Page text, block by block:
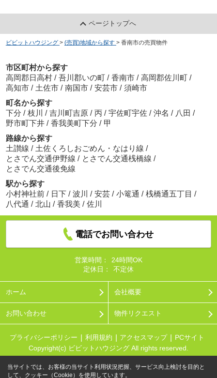
ページトップへ
ビビットハウジング > (売買)地域から探す > 香南市の売買物件
市区町村から探す
高岡郡日高村 / 吾川郡いの町 / 香南市 / 高岡郡佐川町 /
高知市 / 土佐市 / 南国市 / 安芸市 / 須崎市
町名から探す
下分 / 枝川 / 吉川町吉原 / 丙 / 宇佐町宇佐 / 沖名 / 八田 /
野市町下井 / 香我美町下分 / 甲
路線から探す
土讃線 / 土佐くろしおごめん・なはり線 /
とさでん交通伊野線 / とさでん交通桟橋線 /
とさでん交通後免線
駅から探す
小村神社前 / 日下 / 波川 / 安芸 / 小篭通 / 桟橋通五丁目 /
八代通 / 北山 / 香我美 / 佐川
電話でお問い合わせ
営業時間：
24時間OK
定休日：
不定休
ホーム 会社概要
お問い合わせ 物件リクエスト
プライバシーポリシー 利用規約 アクセスマップ
PCサイト
Copyright(c) ビビットハウジング All rights reserved.
当サイトでは、お客様の当サイト利用状況把握、サービス向上検討を目的と
して、クッキー（Cookie）を使用しています。